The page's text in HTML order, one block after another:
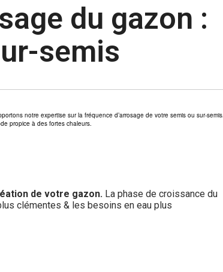
du gazon :
semis
notre expertise sur la fréquence d’arrosage de votre semis ou sur-semis.
propice à des fortes chaleurs.
de votre gazon. La phase de croissance du
clémentes & les besoins en eau plus